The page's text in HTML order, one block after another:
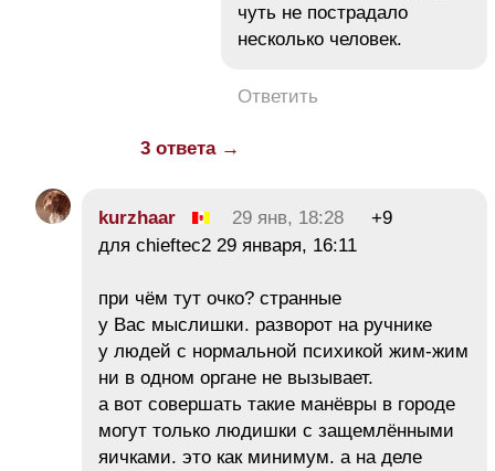
чуть не пострадало
несколько человек.
Ответить
3 ответа →
kurzhaar 29 янв, 18:28
+9
для chieftec2 29 января, 16:11
при чём тут очко? странные
у Вас мыслишки. разворот на ручнике
у людей с нормальной психикой жим-жим
ни в одном органе не вызывает.
а вот совершать такие манёвры в городе
могут только людишки с защемлёнными
яичками. это как минимум. а на деле